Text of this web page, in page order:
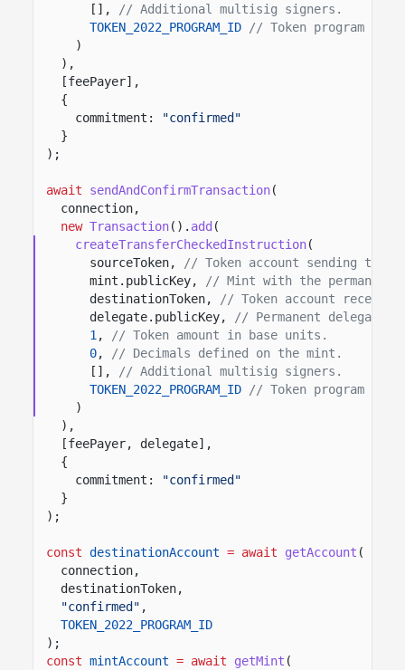
[],
// Additional multisig signers.
TOKEN_2022_PROGRAM_ID
// Token program
)
),
[feePayer],
{
commitment:
"confirmed"
}
);
await sendAndConfirmTransaction(
connection,
new Transaction(). add (
createTransferCheckedInstruction(
sourceToken,
// Token account sending the
mint.publicKey,
// Mint with the permanent
destinationToken,
// Token account
delegate.publicKey,
// Permanent delegate
1 ,
// Token amount in base units.
0,
// Decimals defined on the mint.
[],
// Additional multisig signers.
TOKEN_2022_PROGRAM_ID
// Token program
)
),
[feePayer, delegate],
{
commitment:
"confirmed"
}
);
const destinationAccount = await getAccount (
connection,
destinationToken,
"confirmed" ,
TOKEN_2022_PROGRAM_ID
);
const mintAccount = await getMint (